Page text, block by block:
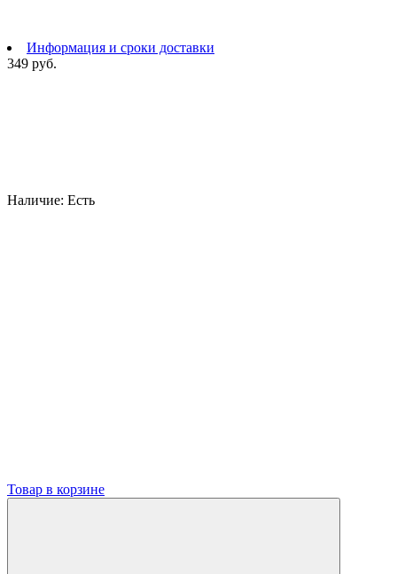
Информация и сроки доставки
349 руб.
Наличие: Есть
Товар в корзине